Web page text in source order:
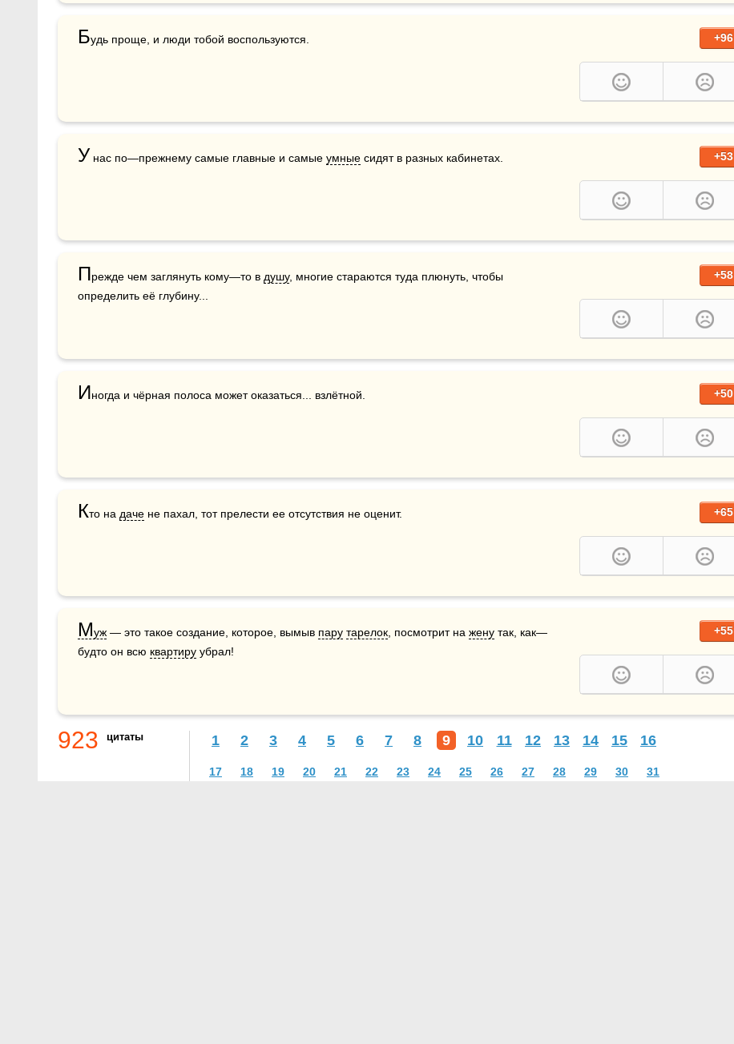
+96
Будь проще, и люди тобой воспользуются.
+53
У нас по—прежнему самые главные и самые умные сидят в разных кабинетах.
+58
Прежде чем заглянуть кому—то в душу, многие стараются туда плюнуть, чтобы
определить её глубину...
+50
Иногда и чёрная полоса может оказаться... взлётной.
+65
Кто на даче не пахал, тот прелести ее отсутствия не оценит.
+55
Муж — это такое создание, которое, вымыв пару тарелок , посмотрит на жену так, как—
будто он всю квартиру убрал!
923 цитаты 1 2 3 4 5 6 7 8 9 10 11 12 13 14 15 16
17 18 19 20 21 22 23 24 25 26 27 28 29 30 31